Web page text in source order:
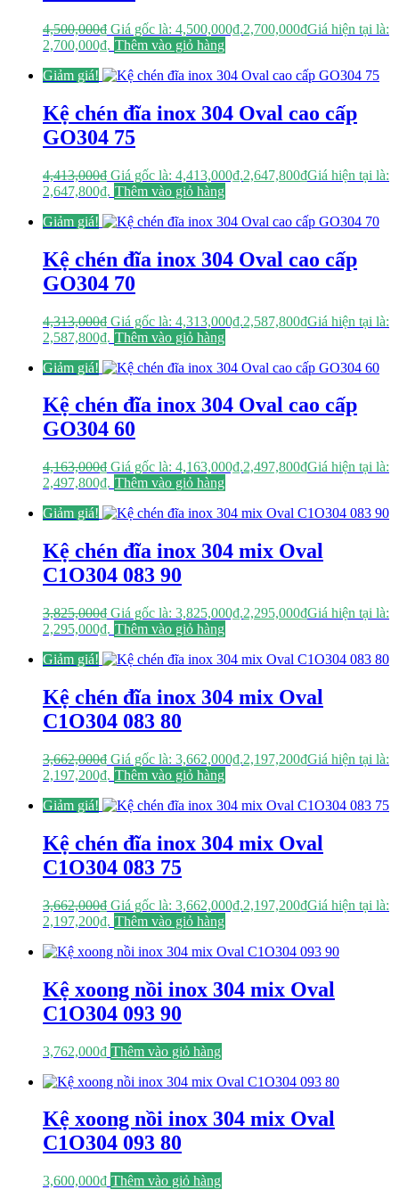
4,500,000₫ Giá gốc là: 4,500,000₫.2,700,000₫Giá hiện tại là:
2,700,000₫. Thêm vào giỏ hàng
Giảm giá!
Kệ chén đĩa inox 304 Oval cao cấp
GO304 75
4,413,000₫ Giá gốc là: 4,413,000₫.2,647,800₫Giá hiện tại là:
2,647,800₫. Thêm vào giỏ hàng
Giảm giá!
Kệ chén đĩa inox 304 Oval cao cấp
GO304 70
4,313,000₫ Giá gốc là: 4,313,000₫.2,587,800₫Giá hiện tại là:
2,587,800₫. Thêm vào giỏ hàng
Giảm giá!
Kệ chén đĩa inox 304 Oval cao cấp
GO304 60
4,163,000₫ Giá gốc là: 4,163,000₫.2,497,800₫Giá hiện tại là:
2,497,800₫. Thêm vào giỏ hàng
Giảm giá!
Kệ chén đĩa inox 304 mix Oval
C1O304 083 90
3,825,000₫ Giá gốc là: 3,825,000₫.2,295,000₫Giá hiện tại là:
2,295,000₫. Thêm vào giỏ hàng
Giảm giá!
Kệ chén đĩa inox 304 mix Oval
C1O304 083 80
3,662,000₫ Giá gốc là: 3,662,000₫.2,197,200₫Giá hiện tại là:
2,197,200₫. Thêm vào giỏ hàng
Giảm giá!
Kệ chén đĩa inox 304 mix Oval
C1O304 083 75
3,662,000₫ Giá gốc là: 3,662,000₫.2,197,200₫Giá hiện tại là:
2,197,200₫. Thêm vào giỏ hàng
Kệ xoong nồi inox 304 mix Oval
C1O304 093 90
3,762,000₫ Thêm vào giỏ hàng
Kệ xoong nồi inox 304 mix Oval
C1O304 093 80
3,600,000₫ Thêm vào giỏ hàng